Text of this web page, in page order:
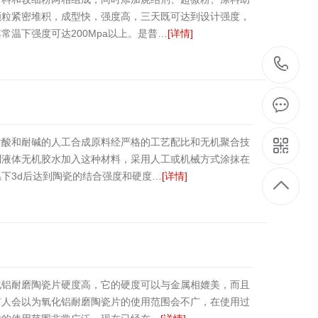
紧密堆积，成型快，强度高，三天既可达到设计强度，
温下强度可达200Mpa以上。是普… [详情]
和耐碱的人工合成原料经严格的工艺配比和无机聚合技
体无机胶水加入这种材料，采用人工或机械方式涂抹在
3d后达到陶瓷的结合强度和硬度… [详情]
耐磨陶瓷片硬度高，它的硬度可以与金属相媲美，而且
会以为氧化铝耐磨陶瓷片的使用范围会不广，在使用过